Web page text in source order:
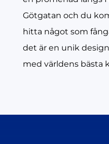
Götgatan och du
hitta något som
det är en unik
med världens bästa